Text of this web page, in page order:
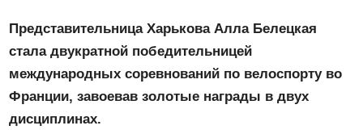
Представительница Харькова Алла Белецкая
стала двукратной победительницей
международных соревнований по велоспорту во
Франции, завоевав золотые награды в двух
дисциплинах.